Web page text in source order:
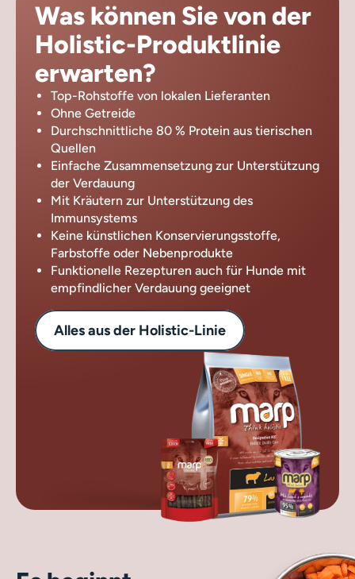
Was können Sie von der
Holistic-Produktlinie
erwarten?
Top-Rohstoffe von lokalen Lieferanten
Ohne Getreide
Durchschnittliche 80 % Protein aus tierischen
Quellen
Einfache Zusammensetzung zur Unterstützung
der Verdauung
Mit Kräutern zur Unterstützung des
Immunsystems
Keine künstlichen Konservierungsstoffe,
Farbstoffe oder Nebenprodukte
Funktionelle Rezepturen auch für Hunde mit
empfindlicher Verdauung geeignet
Alles aus der Holistic-Linie